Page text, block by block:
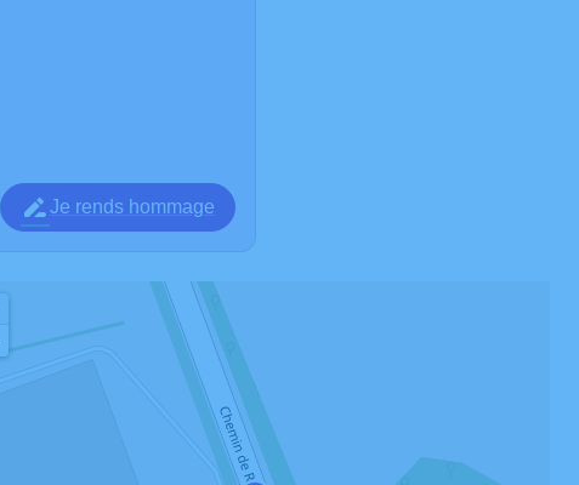
Je rends hommage